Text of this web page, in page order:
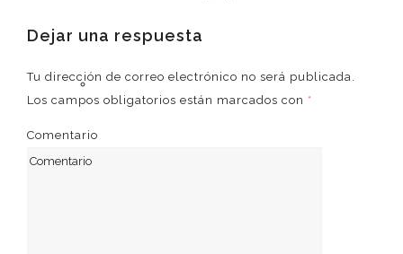
English
Dejar una respuesta
Tu dirección de correo electrónico no será publicada.
Los campos obligatorios están marcados con *
Comentario